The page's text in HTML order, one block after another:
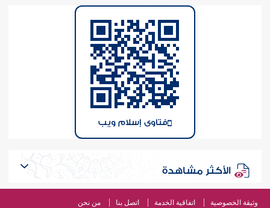
فتاوى إسلام ويب
الأكثر مشاهدة
وثيقة الخصوصية اتفاقية الخدمة اتصل بنا من نحن